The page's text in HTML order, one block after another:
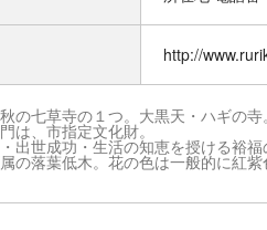
http://
の七草寺の１つ。大黒天・ハギの寺。
は、市指定文化財。
出世成功・生活の知恵を授ける裕福
の落葉低木。花の色は一般的に紅